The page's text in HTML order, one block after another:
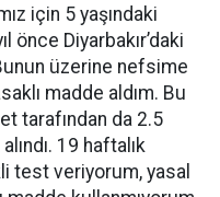
için 5 yaşındaki
önce Diyarbakır’daki
üzerine nefsime
madde aldım. Bu
tarafından da 2.5
19 haftalık
test veriyorum, yasal